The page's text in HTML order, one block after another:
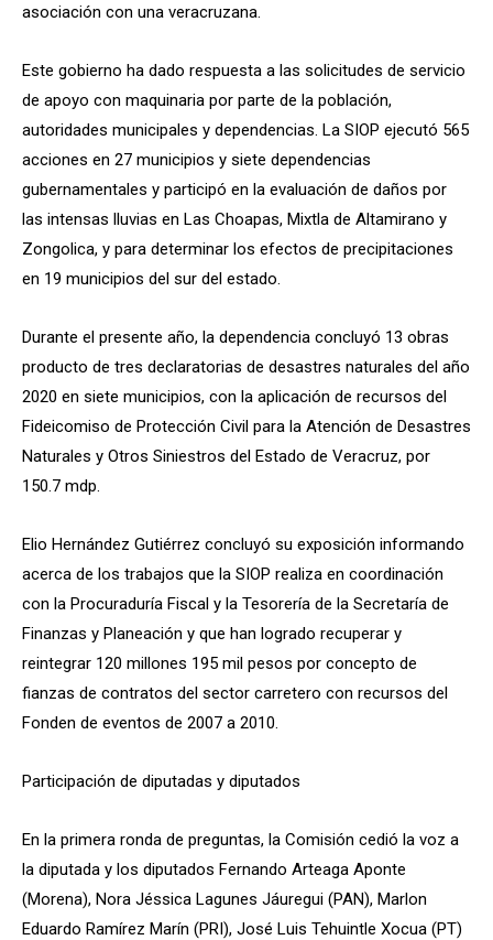
asociación con una veracruzana.
Este gobierno ha dado respuesta a las solicitudes de servicio
de apoyo con maquinaria por parte de la población,
autoridades municipales y dependencias. La SIOP ejecutó 565
acciones en 27 municipios y siete dependencias
gubernamentales y participó en la evaluación de daños por
las intensas lluvias en Las Choapas, Mixtla de Altamirano y
Zongolica, y para determinar los efectos de precipitaciones
en 19 municipios del sur del estado.
Durante el presente año, la dependencia concluyó 13 obras
producto de tres declaratorias de desastres naturales del año
2020 en siete municipios, con la aplicación de recursos del
Fideicomiso de Protección Civil para la Atención de Desastres
Naturales y Otros Siniestros del Estado de Veracruz, por
150.7 mdp.
Elio Hernández Gutiérrez concluyó su exposición informando
acerca de los trabajos que la SIOP realiza en coordinación
con la Procuraduría Fiscal y la Tesorería de la Secretaría de
Finanzas y Planeación y que han logrado recuperar y
reintegrar 120 millones 195 mil pesos por concepto de
fianzas de contratos del sector carretero con recursos del
Fonden de eventos de 2007 a 2010.
Participación de diputadas y diputados
En la primera ronda de preguntas, la Comisión cedió la voz a
la diputada y los diputados Fernando Arteaga Aponte
(Morena), Nora Jéssica Lagunes Jáuregui (PAN), Marlon
Eduardo Ramírez Marín (PRI), José Luis Tehuintle Xocua (PT)